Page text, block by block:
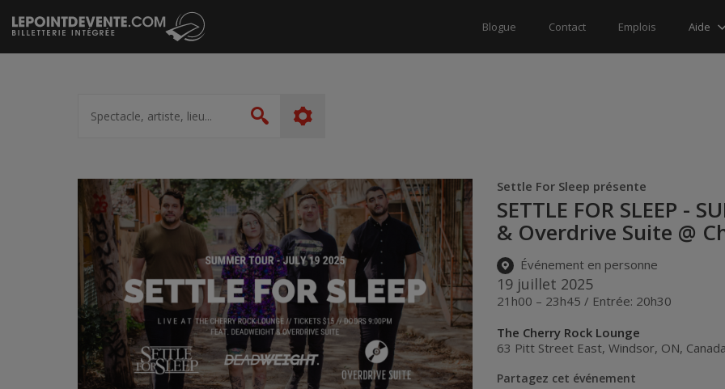
Passer
au
contenu
Blogue Contact Emplois Aide
artiste,
lieu...
Rechercher
Settle For Sleep présente
SETTLE FOR SLEEP -
& Overdrive Suite @
Événement en personne
19 juillet 2025
21h00 – 23h45 / Entrée: 20h30
The Cherry Rock Lounge
63 Pitt Street East,Windsor, ON,
Partagez cet événement